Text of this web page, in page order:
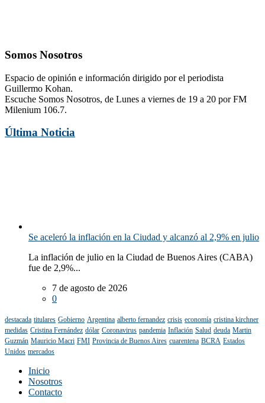
Somos Nosotros
Espacio de opinión e información dirigido por el periodista
Guillermo Kohan.
Escuche Somos Nosotros, de Lunes a viernes de 19 a 20 por FM
Milenium 106.7.
Última Noticia
Se aceleró la inflación en la Ciudad y alcanzó al 2,9% en julio
La inflación de julio en la Ciudad de Buenos Aires (CABA)
fue de 2,9%...
7 de agosto de 2026
0
destacada titulares Gobierno Argentina alberto fernandez crisis economía cristina kirchner
medidas Cristina Fernández dólar Coronavirus pandemia Inflación Salud deuda Martin
Guzmán Mauricio Macri FMI Provincia de Buenos Aires cuarentena BCRA Estados
Unidos mercados
Inicio
Nosotros
Contacto